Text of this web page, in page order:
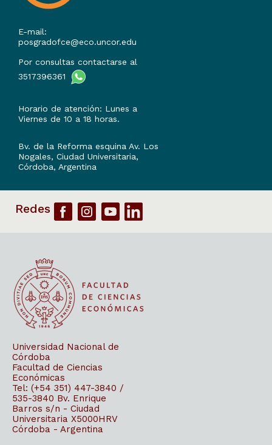
E-mail:
posgradofce@eco.uncor.edu
Por consultas contactarse al
3517396361
Horario de atención: Lunes a
Viernes de 10 a 18 horas.
Bv. de la Reforma esquina Av. Los
Nogales, Ciudad Universitaria,
Córdoba, Argentina
Universidad Nacional de
Córdoba
Facultad de Ciencias
Económicas
Tel: (+54 351) 447-3840 /
535-3840 Bv. Enrique
Barros s/n - Ciudad
Universitaria X5000HRV
Córdoba - Argentina